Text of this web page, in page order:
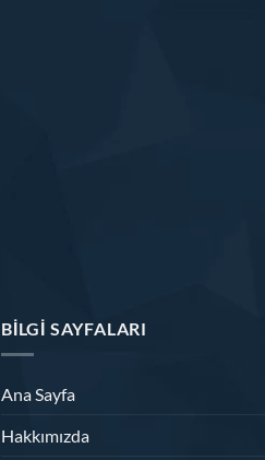
BILGI SAYFALARI
Ana Sayfa
Hakkımızda